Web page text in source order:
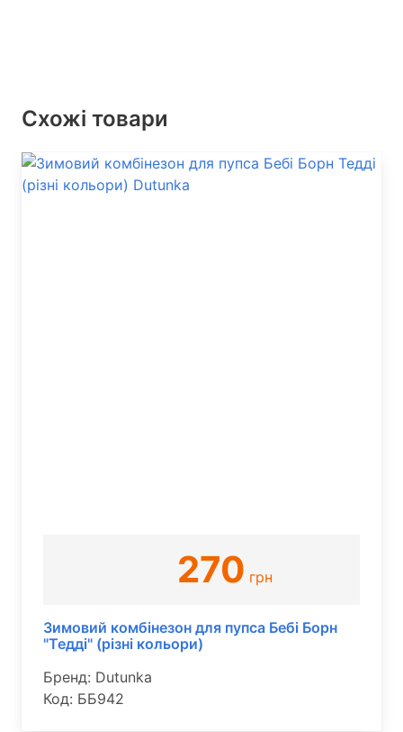
Схожі товари
270 грн
Зимовий комбінезон для пупса Бебі Борн
"Тедді" (різні кольори)
Бренд: Dutunka
Код: ББ942